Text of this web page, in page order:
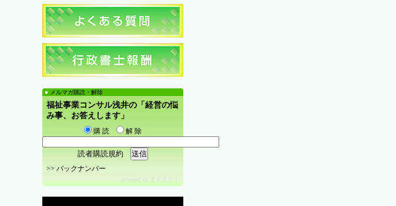
メルマガ購読・解除
福祉事業コンサル浅井の「経営の悩
み事、お答えします」
購 読 解 除
読者購読規約
>> バックナンバー